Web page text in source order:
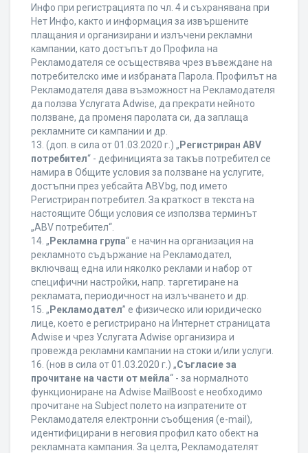
Инфо при регистрацията по чл. 4 и съхранявана при
Нет Инфо, както и информация за извършените
плащания и организирани и излъчени рекламни
кампании, като достъпът до Профила на
Рекламодателя се осъществява чрез въвеждане на
потребителско име и избраната Парола. Профилът на
Рекламодателя дава възможност на Рекламодателя
да ползва Услугата Adwise, да прекрати нейното
ползване, да променя паролата си, да заплаща
рекламните си кампании и др.
13. (доп. в сила от 01.03.2020 г.) „ Регистриран ABV
потребител“ - дефиницията за такъв потребител се
намира в Общите условия за ползване на услугите,
достъпни през уебсайта ABV.bg, под името
Регистриран потребител. За краткост в текста на
настоящите Общи условия се използва терминът
„ABV потребител“.
14. „ Рекламна група“ е начин на организация на
рекламното съдържание на Рекламодател,
включващ една или няколко реклами и набор от
специфични настройки, напр. таргетиране на
рекламата, периодичност на излъчването и др.
15. „ Рекламодател” е физическо или юридическо
лице, което е регистрирано на Интернет страницата
Adwise и чрез Услугата Adwise организира и
провежда рекламни кампании на стоки и/или услуги.
16. (нов в сила от 01.03.2020 г.) „Съгласие за
прочитане на части от мейла“ - за нормалното
функциониране на Adwise MailBoost е необходимо
прочитане на Subject полето на изпратените от
Рекламодателя електронни съобщения (e-mail),
идентифицирани в неговия профил като обект на
рекламната кампания. За целта, Рекламодателят